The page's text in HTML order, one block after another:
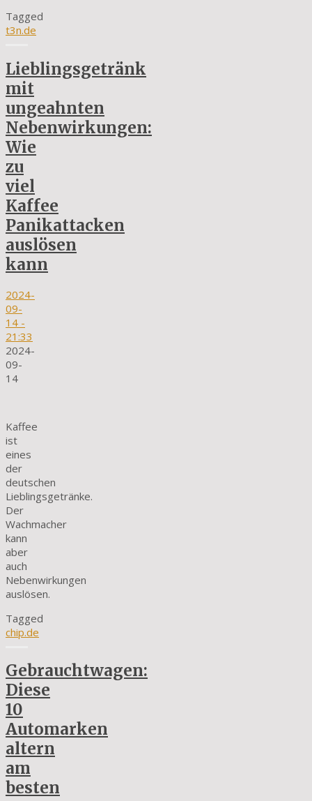
Tagged
t3n.de
Lieblingsgetränk
mit
ungeahnten
Nebenwirkungen:
Wie
zu
viel
Kaffee
Panikattacken
auslösen
kann
2024-
09-
14 -
21:33
2024-
09-
14
Kaffee
ist
eines
der
deutschen
Lieblingsgetränke.
Der
Wachmacher
kann
aber
auch
Nebenwirkungen
auslösen.
Tagged
chip.de
Gebrauchtwagen:
Diese
10
Automarken
altern
am
besten